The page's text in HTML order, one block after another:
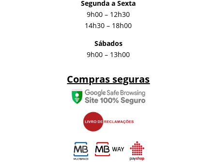
Segunda a Sexta
9h00 – 12h30
14h30 – 18h00
Sábados
9h00 – 13h00
Compras seguras